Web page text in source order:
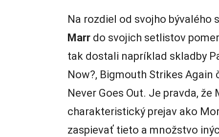
Na rozdiel od svojho bývalého
Marr do svojich setlistov
tak dostali napríklad skladby
Now?, Bigmouth Strikes
Never Goes Out. Je pravda,
charakteristický prejav ako
zaspievať tieto a množstvo